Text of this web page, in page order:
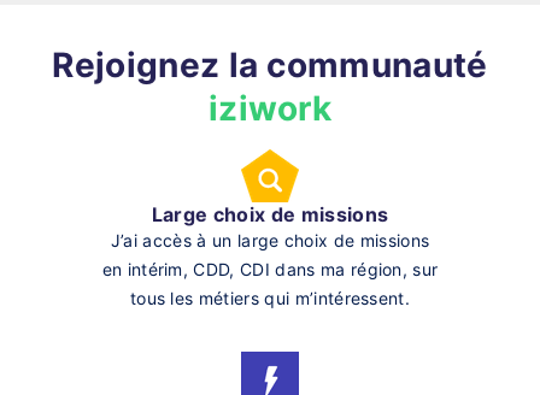
Rejoignez la communauté
iziwork
Large choix de missions
J’ai accès à un large choix de missions
en intérim, CDD, CDI dans ma région, sur
tous les métiers qui m’intéressent.